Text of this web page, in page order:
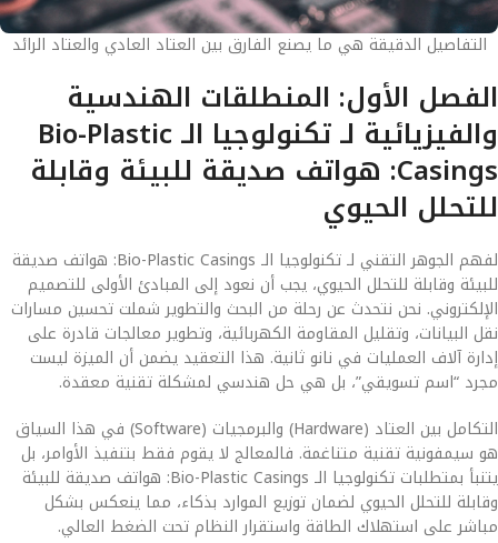
التفاصيل الدقيقة هي ما يصنع الفارق بين العتاد العادي والعتاد الرائد
الفصل الأول: المنطلقات الهندسية
والفيزيائية لـ تكنولوجيا الـ Bio-Plastic
Casings: هواتف صديقة للبيئة وقابلة
للتحلل الحيوي
لفهم الجوهر التقني لـ تكنولوجيا الـ Bio-Plastic Casings: هواتف صديقة
للبيئة وقابلة للتحلل الحيوي، يجب أن نعود إلى المبادئ الأولى للتصميم
الإلكتروني. نحن نتحدث عن رحلة من البحث والتطوير شملت تحسين مسارات
نقل البيانات، وتقليل المقاومة الكهربائية، وتطوير معالجات قادرة على
إدارة آلاف العمليات في نانو ثانية. هذا التعقيد يضمن أن الميزة ليست
مجرد “اسم تسويقي”، بل هي حل هندسي لمشكلة تقنية معقدة.
التكامل بين العتاد (Hardware) والبرمجيات (Software) في هذا السياق
هو سيمفونية تقنية متناغمة. فالمعالج لا يقوم فقط بتنفيذ الأوامر، بل
يتنبأ بمتطلبات تكنولوجيا الـ Bio-Plastic Casings: هواتف صديقة للبيئة
وقابلة للتحلل الحيوي لضمان توزيع الموارد بذكاء، مما ينعكس بشكل
مباشر على استهلاك الطاقة واستقرار النظام تحت الضغط العالي.